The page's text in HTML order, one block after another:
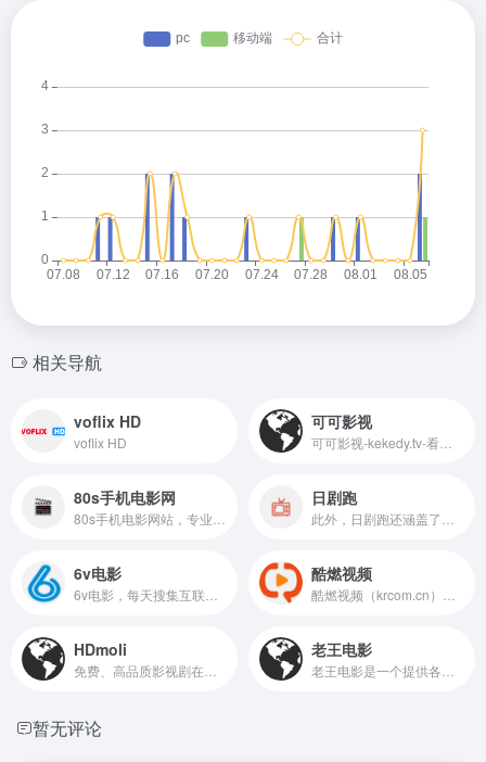
相关导航
voflix HD
voflix HD
可可影视
80s手机电影网 日剧跑
6v电影 酷燃视频
HDmoli 老王电影
暂无评论